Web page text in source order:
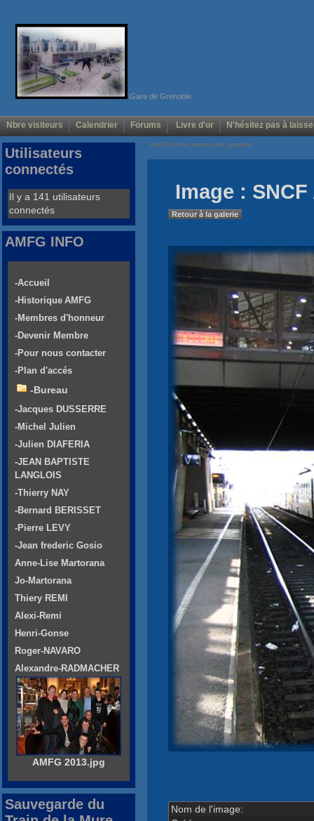
Gare de Grenoble
Nbre visiteurs Calendrier Forums Livre d'or N'hésitez pas à
Voir/Cacher menus de gauche
Image : SNCF
Retour à la galerie
Nom de l'image:
Utilisateurs
connectés
Il y a 141 utilisateurs
connectés
AMFG INFO
-Accueil
-Historique AMFG
-Membres d'honneur
-Devenir Membre
-Pour nous contacter
-Plan d'accés
-Bureau
-Jacques DUSSERRE
-Michel Julien
-Julien DIAFERIA
-JEAN BAPTISTE
LANGLOIS
-Thierry NAY
-Bernard BERISSET
-Pierre LEVY
-Jean frederic Gosio
Anne-Lise Martorana
Jo-Martorana
Thiery REMI
Alexi-Remi
Henri-Gonse
Roger-NAVARO
Alexandre-RADMACHER
AMFG 2013.jpg
Sauvegarde du